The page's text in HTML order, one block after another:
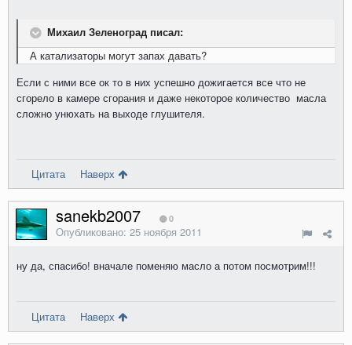
Михаил Зеленоград писал:
А катализаторы могут запах давать?
Если с ними все ок то в них успешно дожигается все что не
сгорело в камере сгорания и даже некоторое количество масла
сложно унюхать на выходе глушителя.
Цитата Наверх
sanekb2007 0
Опубликовано: 25 ноября 2011
ну да, спасибо! вначале поменяю масло а потом посмотрим!!!
Цитата Наверх